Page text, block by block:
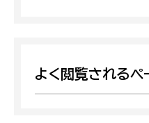
よく閲覧されるペ